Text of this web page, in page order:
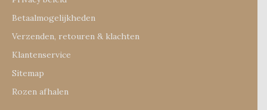
Betaalmogelijkheden
Verzenden, retouren & klachten
Klantenservice
Sitemap
Rozen afhalen